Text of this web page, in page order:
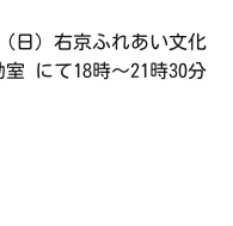
日）右京ふれあい文化
にて18時〜21時30分